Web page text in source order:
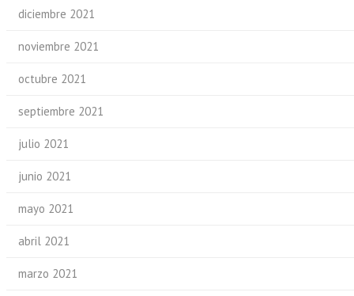
diciembre 2021
noviembre 2021
octubre 2021
septiembre 2021
julio 2021
junio 2021
mayo 2021
abril 2021
marzo 2021